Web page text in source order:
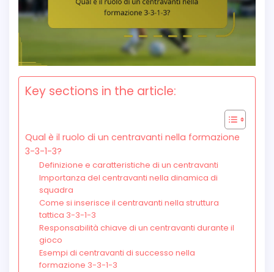
Key sections in the article:
Qual è il ruolo di un centravanti nella formazione
3-3-1-3?
Definizione e caratteristiche di un centravanti
Importanza del centravanti nella dinamica di
squadra
Come si inserisce il centravanti nella struttura
tattica 3-3-1-3
Responsabilità chiave di un centravanti durante il
gioco
Esempi di centravanti di successo nella
formazione 3-3-1-3